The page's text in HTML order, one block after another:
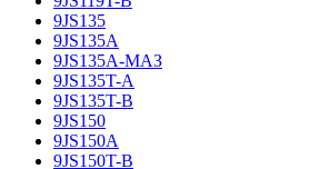
9JS135
9JS135A
9JS135A-МАЗ
9JS135T-A
9JS135T-B
9JS150
9JS150A
9JS150T-B